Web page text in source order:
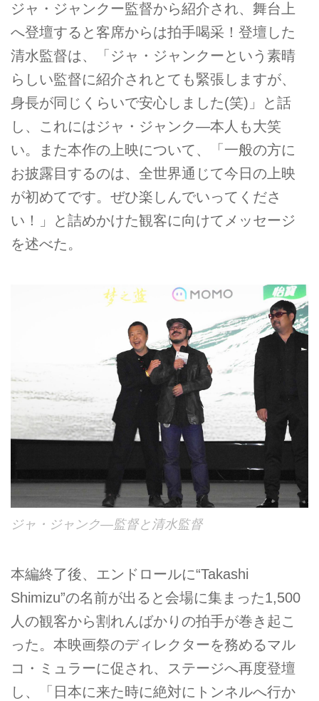
ジャ・ジャンクー監督から紹介され、舞台上
へ登壇すると客席からは拍手喝采！登壇した
清水監督は、「ジャ・ジャンクーという素晴
らしい監督に紹介されとても緊張しますが、
身長が同じくらいで安心しました(笑)」と話
し、これにはジャ・ジャンク―本人も大笑
い。また本作の上映について、「一般の方に
お披露目するのは、全世界通じて今日の上映
が初めてです。ぜひ楽しんでいってくださ
い！」と詰めかけた観客に向けてメッセージ
を述べた。
ジャ・ジャンク―監督と清水監督
本編終了後、エンドロールに“Takashi
Shimizu”の名前が出ると会場に集まった1,500
人の観客から割れんばかりの拍手が巻き起こ
った。本映画祭のディレクターを務めるマル
コ・ミュラーに促され、ステージへ再度登壇
し、「日本に来た時に絶対にトンネルへ行か